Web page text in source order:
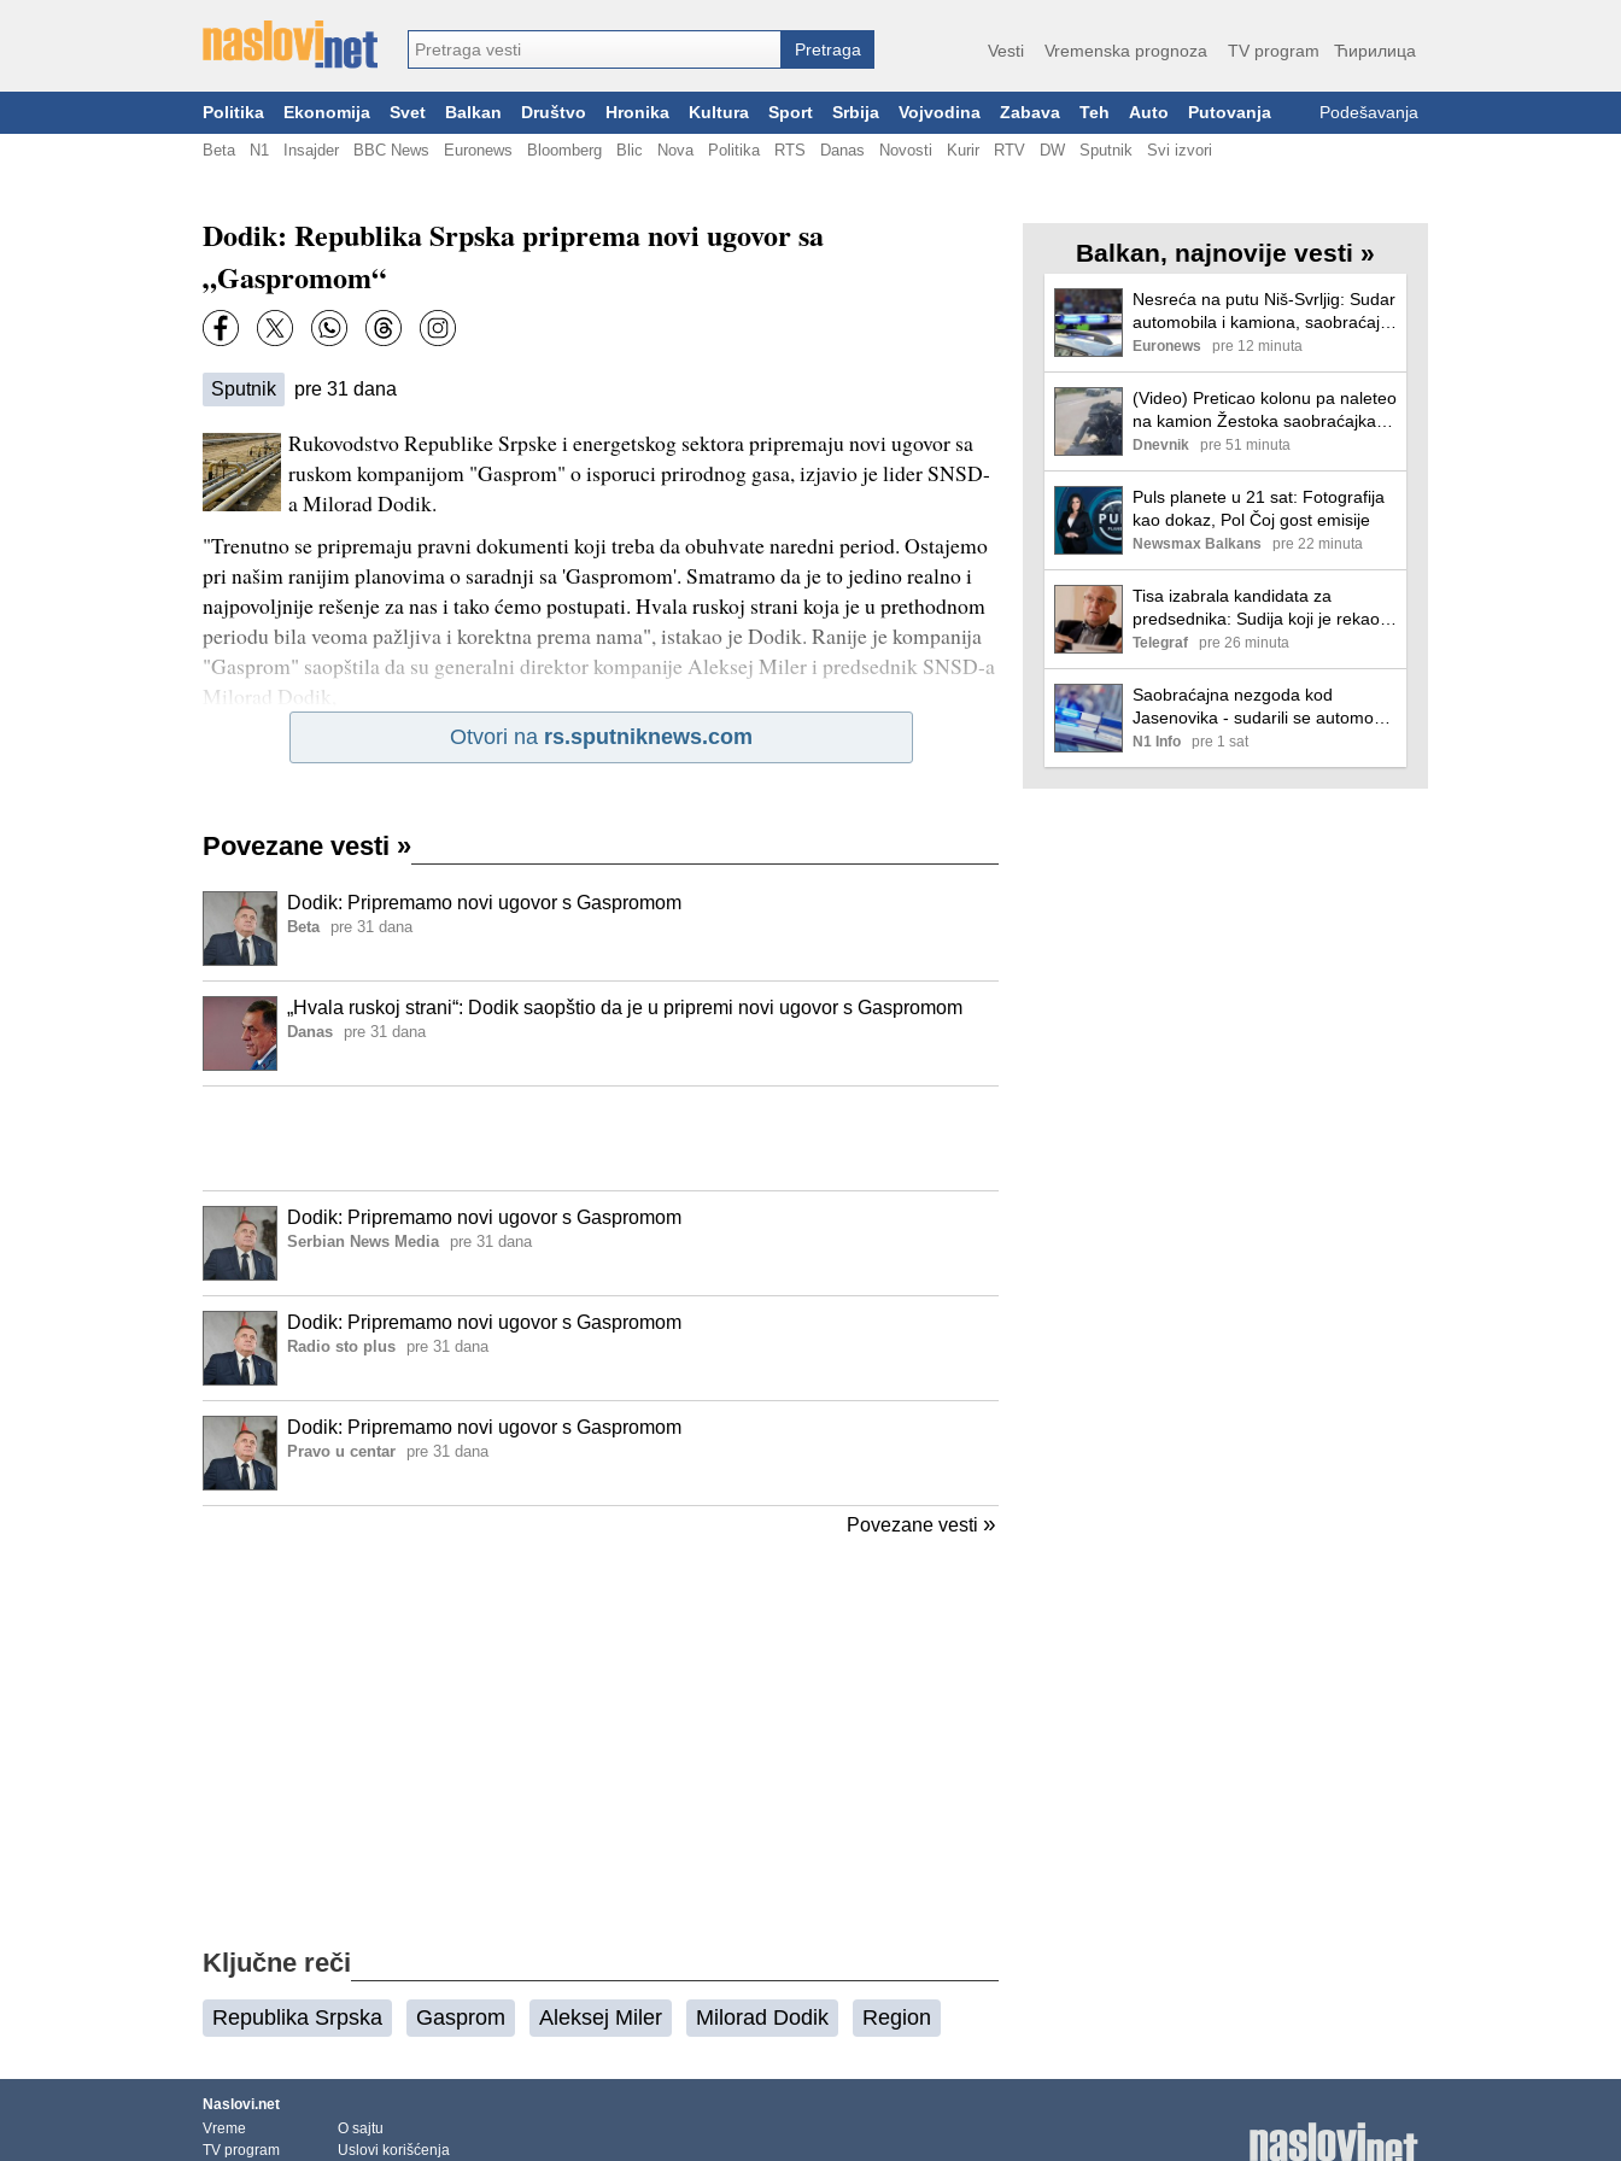
Vesti Vremenska prognoza TV program Ћирилица
Politika Ekonomija Svet Balkan Društvo Hronika Kultura Sport Srbija Vojvodina Zabava Teh Auto Putovanja Podešavanja
Beta N1 Insajder BBC News Euronews Bloomberg Blic Nova Politika RTS Danas Novosti Kurir RTV DW Sputnik Svi izvori
Dodik: Republika Srpska priprema novi ugovor sa
„Gaspromom“
Sputnik pre 31 dana
Rukovodstvo Republike Srpske i energetskog sektora pripremaju novi ugovor sa
ruskom kompanijom "Gasprom" o isporuci prirodnog gasa, izjavio je lider SNSD-
a Milorad Dodik.
"Trenutno se pripremaju pravni dokumenti koji treba da obuhvate naredni period. Ostajemo
pri našim ranijim planovima o saradnji sa 'Gaspromom'. Smatramo da je to jedino realno i
najpovoljnije rešenje za nas i tako ćemo postupati. Hvala ruskoj strani koja je u prethodnom
periodu bila veoma pažljiva i korektna prema nama", istakao je Dodik. Ranije je kompanija
"Gasprom" saopštila da su generalni direktor kompanije Aleksej Miler i predsednik SNSD-a
Milorad Dodik,
Otvori na rs.sputniknews.com
Povezane vesti »
Dodik: Pripremamo novi ugovor s Gaspromom
Beta pre 31 dana
„Hvala ruskoj strani“: Dodik saopštio da je u pripremi novi ugovor s Gaspromom
Danas pre 31 dana
Dodik: Pripremamo novi ugovor s Gaspromom
Serbian News Media pre 31 dana
Dodik: Pripremamo novi ugovor s Gaspromom
Radio sto plus pre 31 dana
Dodik: Pripremamo novi ugovor s Gaspromom
Pravo u centar pre 31 dana
Povezane vesti »
Ključne reči
Republika Srpska Gasprom Aleksej Miler Milorad Dodik Region
Balkan, najnovije vesti »
Nesreća na putu Niš-Svrljig: Sudar
automobila i kamiona, saobraćaj
delimično obustavljen
Euronews pre 12 minuta
(Video) Preticao kolonu pa naleteo
na kamion Žestoka saobraćajka
na magistralnom putu Svrljig–Niš,
samo udo je spasilo vozača
automobila
Dnevnik pre 51 minuta
Puls planete u 21 sat: Fotografija
kao dokaz, Pol Čoj gost emisije
Newsmax Balkans pre 22 minuta
Tisa izabrala kandidata za
predsednika: Sudija koji je rekao
"ne" Orbanu
Telegraf pre 26 minuta
Saobraćajna nezgoda kod
Jasenovika - sudarili se automobil
i teretno vozilo
N1 Info pre 1 sat
Naslovi.net
Vreme
TV program
O sajtu
Uslovi korišćenja